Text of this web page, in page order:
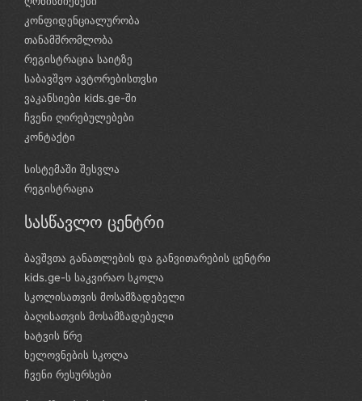
კონფიდენციალურობა
თანამშრომლობა
რეგისტრაცია საიტზე
საბავშვო ავტორებისთვსი
ვაკანსიები kids.ge-ში
ჩვენი ღირებულებები
კონტაქტი
სისტემაში შესვლა
რეგისტრაცია
სასწავლო ცენტრი
ბავშვთა განათლების და განვითარების ცენტრი
kids.ge-ს საკვირაო სკოლა
სკოლისათვის მოსამზადებელი
ბაღისათვის მოსამზადებელი
ხატვის წრე
ხელოვნების სკოლა
ჩვენი რესურსები